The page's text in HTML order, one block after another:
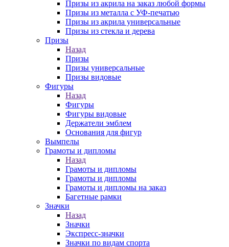
Призы из акрила на заказ любой формы
Призы из металла с УФ-печатью
Призы из акрила универсальные
Призы из стекла и дерева
Призы
Назад
Призы
Призы универсальные
Призы видовые
Фигуры
Назад
Фигуры
Фигуры видовые
Держатели эмблем
Основания для фигур
Вымпелы
Грамоты и дипломы
Назад
Грамоты и дипломы
Грамоты и дипломы
Грамоты и дипломы на заказ
Багетные рамки
Значки
Назад
Значки
Экспресс-значки
Значки по видам спорта